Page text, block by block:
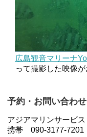
広島観音マリーナ
って撮影した映像が
予約・お問い合わせ
アジアマリンサービ
携帯 090-3177-7201